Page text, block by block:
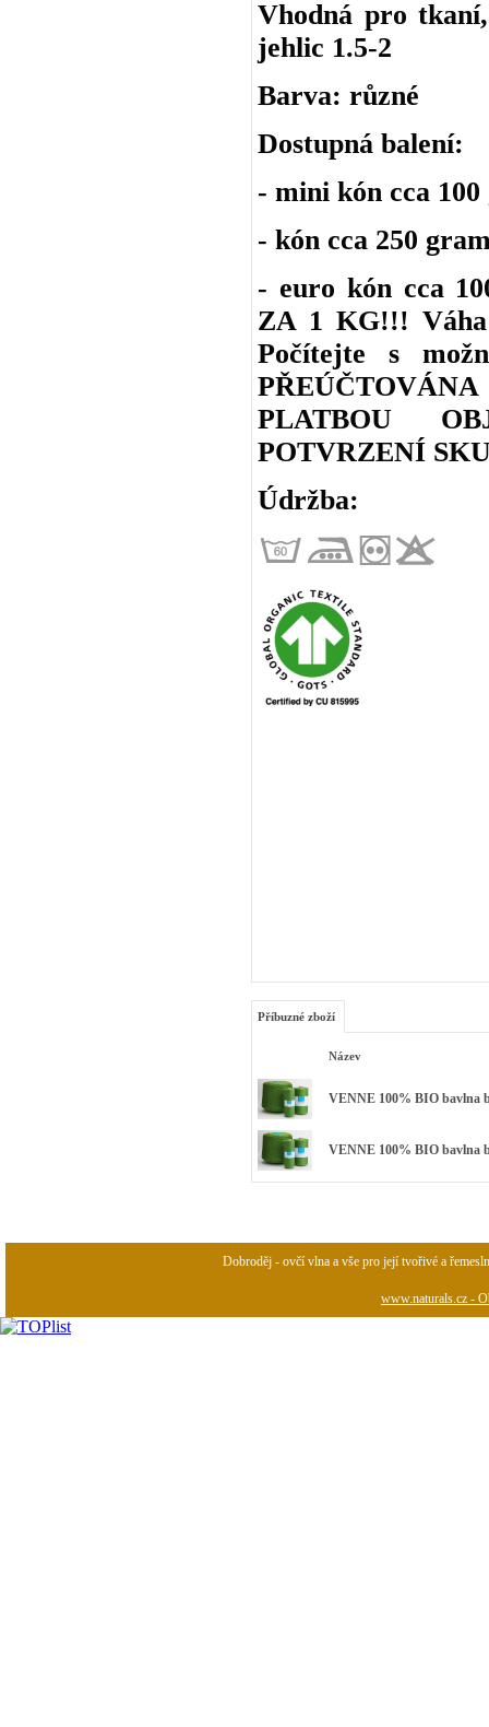
Vhodná pro
jehlic 1.5-2
Barva: různé
Dostupná balení:
- mini kón cca
- kón cca 250
- euro kón cca
ZA 1 KG!!!
Počítejte s
PLATBOU
POTVRZENÍ
Údržba:
Příbuzné zboží
Název
VENNE 100% BIO bavlna
VENNE 100% BIO bavlna
Dobroděj - ovčí vlna a vše pro její tvořivé a
www.naturals.cz -